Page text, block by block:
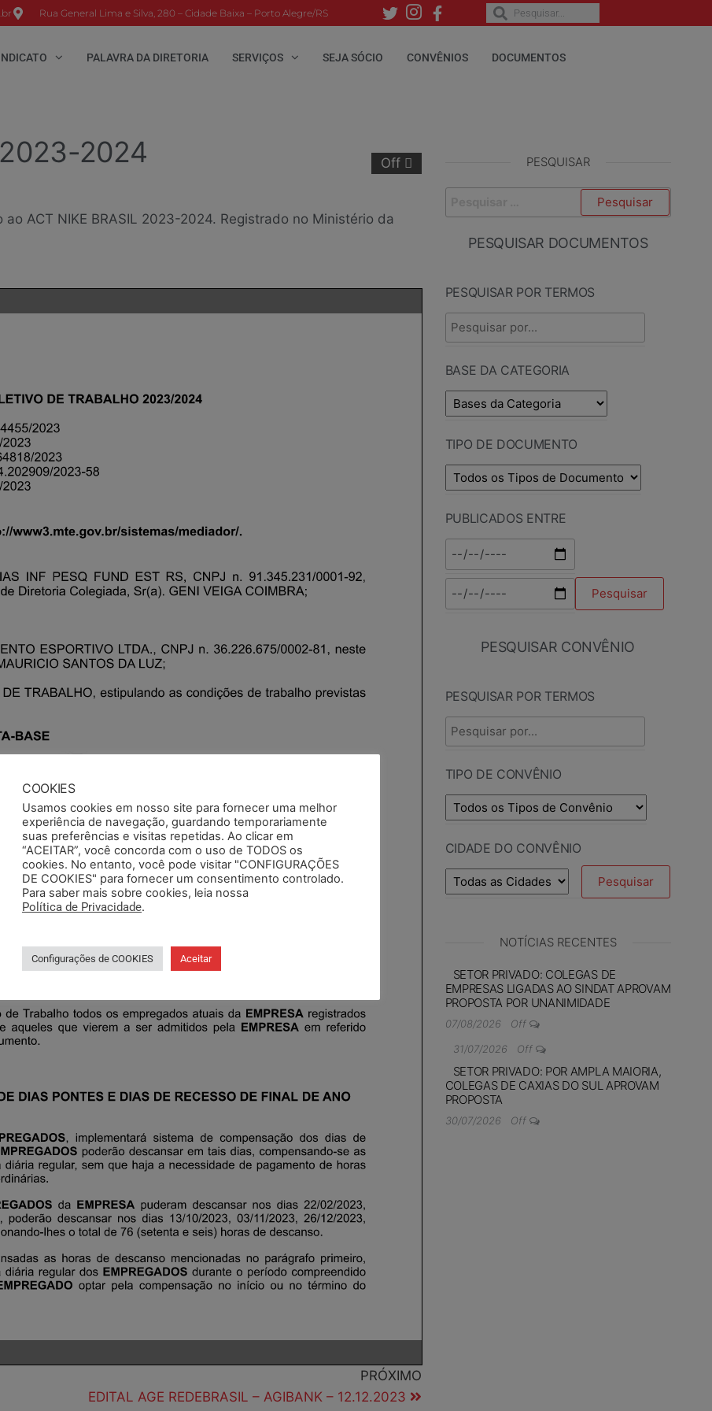
Rua General Lima e Silva, 280 – Cidade Baixa – Porto Alegre/RS
PALAVRA DA DIRETORIA SERVIÇOS SEJA SÓCIO CONVÊNIOS DOCUMENTOS
Off
2023-2024
ACT NIKE BRASIL 2023-2024. Registrado no Ministério da
PRÓXIMO
EDITAL AGE REDEBRASIL – AGIBANK – 12.12.2023
PESQUISAR
PESQUISAR DOCUMENTOS
PESQUISAR POR TERMOS
BASE DA CATEGORIA
TIPO DE DOCUMENTO
PUBLICADOS ENTRE
PESQUISAR CONVÊNIO
PESQUISAR POR TERMOS
TIPO DE CONVÊNIO
CIDADE DO CONVÊNIO
NOTÍCIAS RECENTES
SETOR PRIVADO: COLEGAS DE
EMPRESAS LIGADAS AO SINDAT APROVAM
PROPOSTA POR UNANIMIDADE
07/08/2026
Off
31/07/2026
Off
SETOR PRIVADO: POR AMPLA MAIORIA,
COLEGAS DE CAXIAS DO SUL APROVAM
PROPOSTA
30/07/2026 Off
COOKIES
Usamos cookies em nosso site para fornecer uma melhor
experiência de navegação, guardando temporariamente
suas preferências e visitas repetidas. Ao clicar em
“ACEITAR”, você concorda com o uso de TODOS os
cookies. No entanto, você pode visitar "CONFIGURAÇÕES
DE COOKIES" para fornecer um consentimento controlado.
Para saber mais sobre cookies, leia nossa
Política de Privacidade.
Configurações de COOKIES Aceitar